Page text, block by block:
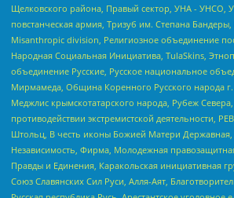
Щелковского района, Правый сектор, УНА - УНСО,
повстанческая армия, Тризуб им. Степана Бандеры,
Misanthropic division, Религиозное объединение
Народная Социальная Инициатива, TulaSkins,
объединение Русские, Русское национальное
Мирмамеда, Община Коренного Русского народа
Меджлис крымскотатарского народа, Рубеж
противодействии экстремистской деятельности,
Штольц, В честь иконы Божией Матери Державная,
Независимость, Фирма, Молодежная
Правды и Единения, Каракольская инициативная
Союз Славянских Сил Руси, Алля-Аят,